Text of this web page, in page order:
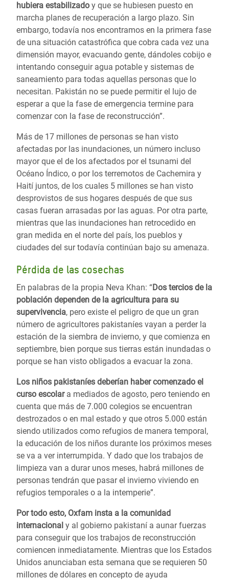
hubiera estabilizado y que se hubiesen puesto en
marcha planes de recuperación a largo plazo. Sin
embargo, todavía nos encontramos en la primera fase
de una situación catastrófica que cobra cada vez una
dimensión mayor, evacuando gente, dándoles cobijo e
intentando conseguir agua potable y sistemas de
saneamiento para todas aquellas personas que lo
necesitan. Pakistán no se puede permitir el lujo de
esperar a que la fase de emergencia termine para
comenzar con la fase de reconstrucción”.
Más de 17 millones de personas se han visto
afectadas por las inundaciones, un número incluso
mayor que el de los afectados por el tsunami del
Océano Índico, o por los terremotos de Cachemira y
Haití juntos, de los cuales 5 millones se han visto
desprovistos de sus hogares después de que sus
casas fueran arrasadas por las aguas. Por otra parte,
mientras que las inundaciones han retrocedido en
gran medida en el norte del país, los pueblos y
ciudades del sur todavía continúan bajo su amenaza.
Pérdida de las cosechas
En palabras de la propia Neva Khan: “Dos tercios de la
población dependen de la agricultura para su
supervivencia, pero existe el peligro de que un gran
número de agricultores pakistaníes vayan a perder la
estación de la siembra de invierno, y que comienza en
septiembre, bien porque sus tierras están inundadas o
porque se han visto obligados a evacuar la zona.
Los niños pakistaníes deberían haber comenzado el
curso escolara mediados de agosto, pero teniendo en
cuenta que más de 7.000 colegios se encuentran
destrozados o en mal estado y que otros 5.000 están
siendo utilizados como refugios de manera temporal,
la educación de los niños durante los próximos meses
se va a ver interrumpida. Y dado que los trabajos de
limpieza van a durar unos meses, habrá millones de
personas tendrán que pasar el invierno viviendo en
refugios temporales o a la intemperie”.
Por todo esto, Oxfam insta a la comunidad
internacional y al gobierno pakistaní a aunar fuerzas
para conseguir que los trabajos de reconstrucción
comiencen inmediatamente. Mientras que los Estados
Unidos anunciaban esta semana que se requieren 50
millones de dólares en concepto de ayuda